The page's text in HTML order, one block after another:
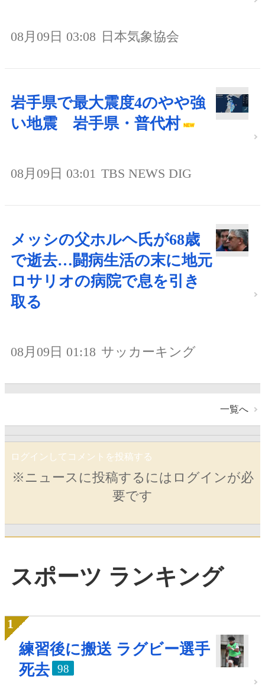
08月09日 03:08 日本気象協会
岩手県で最大震度4のやや強
い地震 岩手県・普代村
08月09日 03:01 TBS NEWS DIG
メッシの父ホルヘ氏が68歳
で逝去…闘病生活の末に地元
ロサリオの病院で息を引き
取る
08月09日 01:18 サッカーキング
一覧へ
ログインしてコメントを投稿する
※ニュースに投稿するにはログインが必
要です
スポーツ ランキング
練習後に搬送 ラグビー選手
死去
98